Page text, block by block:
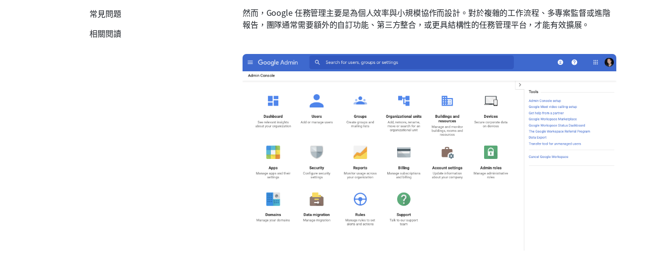
然而，Google 任務管理主要是為個人效率與小規模協作而設計。對於複雜的工作流程、多專案監督或進階
報告，團隊通常需要額外的自訂功能、第三方整合，或更具結構性的任務管理平台，才能有效擴展。
常見問題
相關閱讀